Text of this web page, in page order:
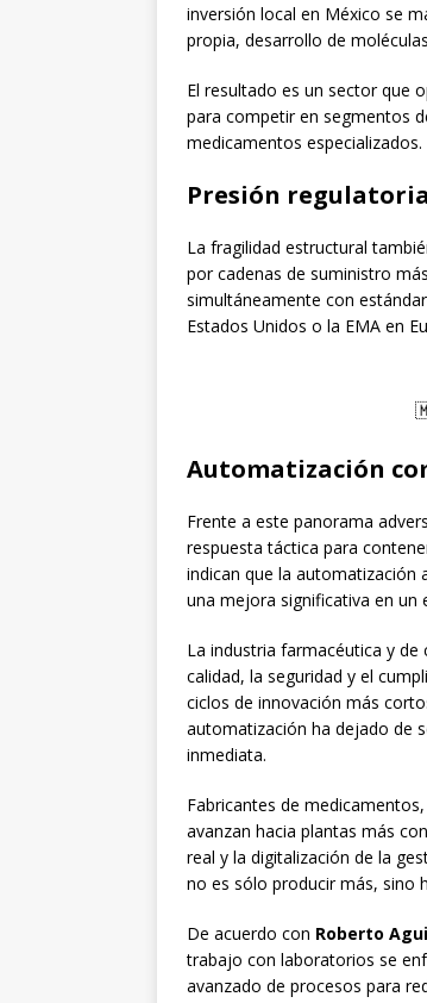
inversión local en México se
propia, desarrollo de
El resultado es un sector que
para competir en segmentos
medicamentos especializados.
Presión
La fragilidad estructural
por cadenas de suministro
simultáneamente con
Estados Unidos o la EMA en
Automatización
Frente a este panorama
respuesta táctica para
indican que la automatización
una mejora significativa en un
La industria farmacéutica y
calidad, la seguridad y el
ciclos de innovación más
automatización ha dejado de
inmediata.
Fabricantes de
avanzan hacia plantas más
real y la digitalización de la
no es sólo producir más, sino
De acuerdo con Roberto
trabajo con laboratorios se
avanzado de procesos para